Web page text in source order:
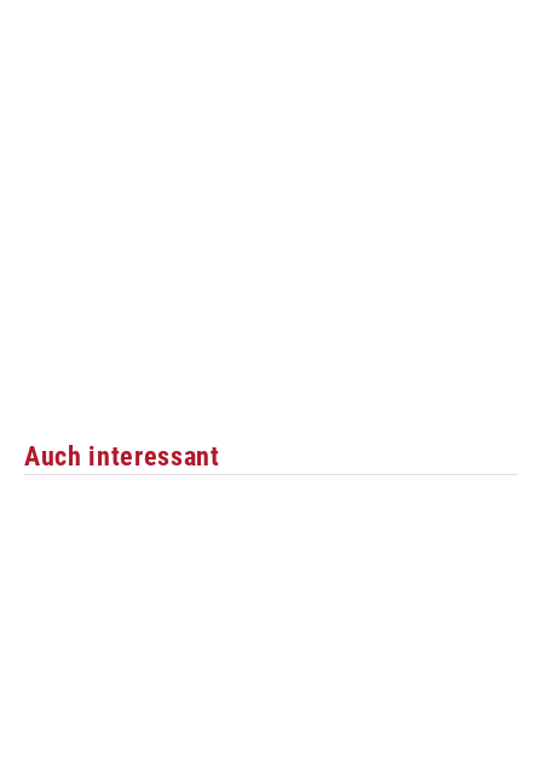
Auch interessant